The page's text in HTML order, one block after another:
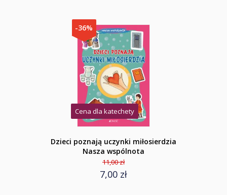
-36%
Cena dla katechety
Dzieci poznają uczynki miłosierdzia
Nasza wspólnota
11,00 zł
7,00 zł